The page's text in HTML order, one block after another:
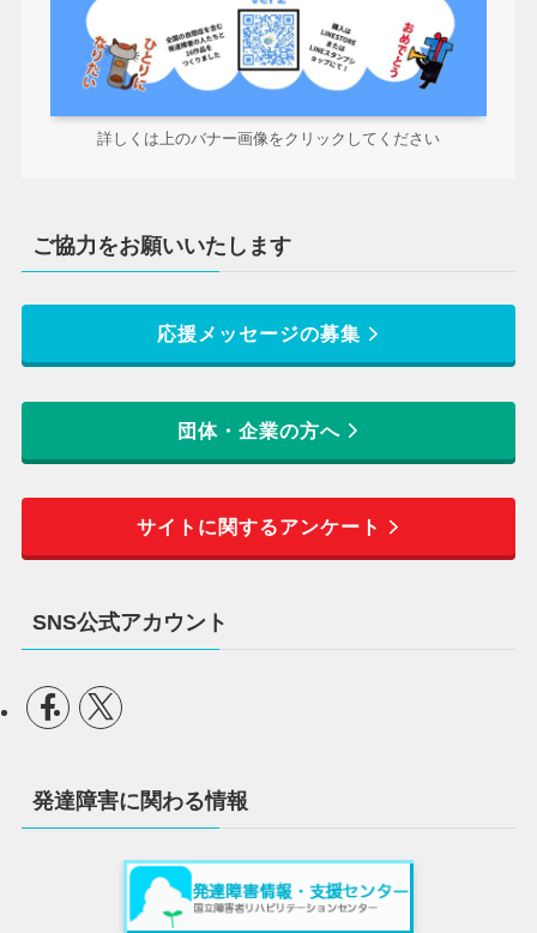
詳しくは上のバナー画像をクリックしてください
ご協力をお願いいたします
応援メッセージの募集
団体・企業の方へ
サイトに関するアンケート
SNS公式アカウント
発達障害に関わる情報